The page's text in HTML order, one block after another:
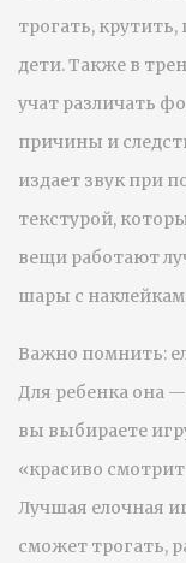
трогать,
дети. Также в
учат различать
причины и
издает звук при
текстурой,
вещи работают
шары с
Важно помнить:
Для ребенка она
вы выбираете
«красиво
Лучшая елочная
сможет трогать,